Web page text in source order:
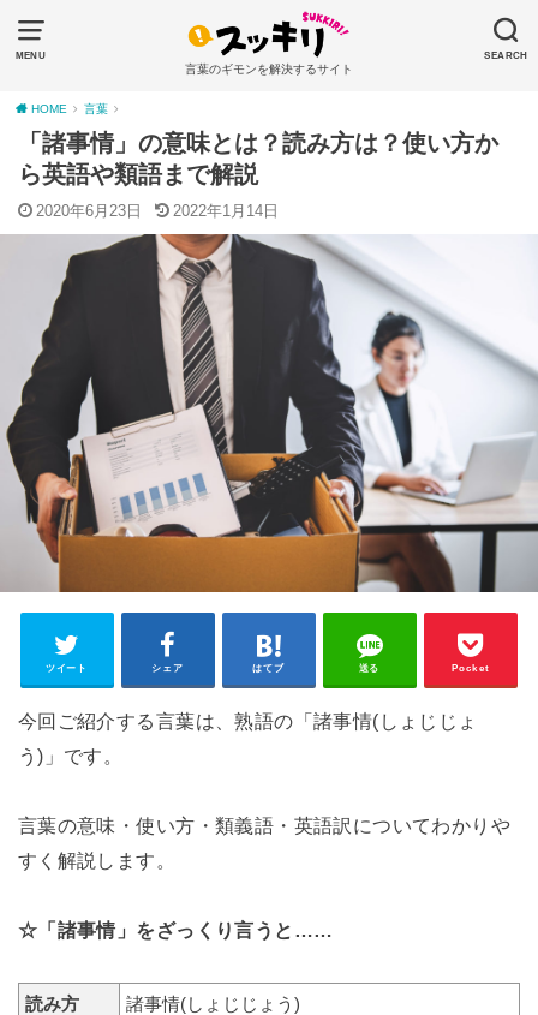
MENU SEARCH
言葉のギモンを解決するサイト
HOME 言葉
「諸事情」の意味とは？読み方は？使い方か
ら英語や類語まで解説
2020年6月23日 2022年1月14日
ツイート シェア はてブ 送る Pocket
今回ご紹介する言葉は、熟語の「諸事情(しょじじょ
う)」です。
言葉の意味・使い方・類義語・英語訳についてわかりや
すく解説します。
☆「諸事情」をざっくり言うと……
読み方 諸事情(しょじじょう)